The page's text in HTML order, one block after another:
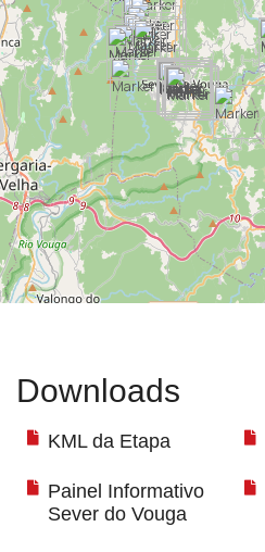
Downloads
KML da Etapa
Painel Informativo
Sever do Vouga